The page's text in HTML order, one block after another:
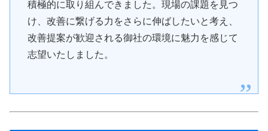
積極的に取り組んできました。現場の課題を見つ
け、改善に繋げる力をさらに伸ばしたいと考え、
改善提案が歓迎される御社の環境に魅力を感じて
志望いたしました。